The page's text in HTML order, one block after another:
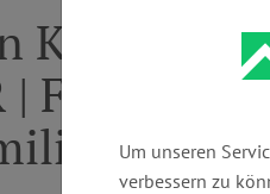
|
Um unseren
verbessern zu